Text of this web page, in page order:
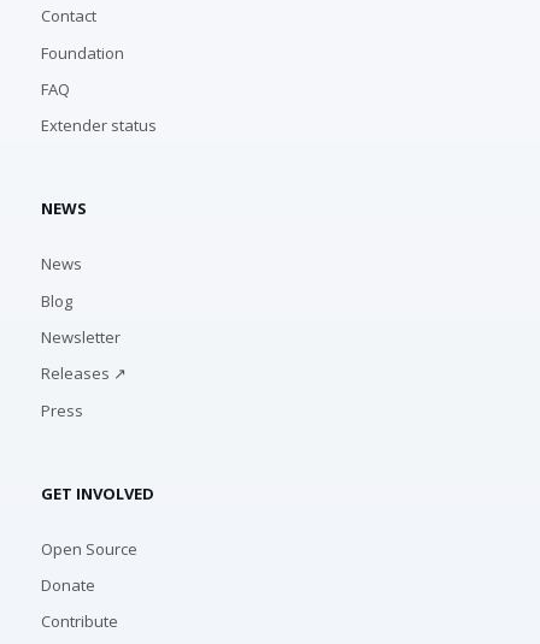
Contact
Foundation
FAQ
Extender status
NEWS
News
Blog
Newsletter
Releases ↗
Press
GET INVOLVED
Open Source
Donate
Contribute